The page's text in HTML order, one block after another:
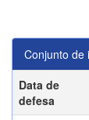
Conjunto de
Data de
defesa